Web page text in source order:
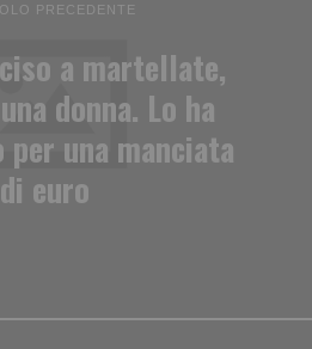
PRECEDENTE
a martellate,
donna. Lo ha
per una manciata
di euro